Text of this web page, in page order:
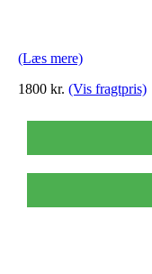
(Læs mere)
1800 kr. (Vis fragtpris)